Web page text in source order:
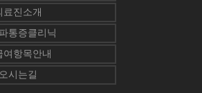
료진소개
통증클리닉
여항목안내
오시는길